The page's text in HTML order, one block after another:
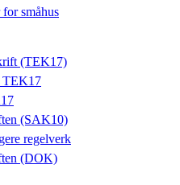
småhus
(TEK17)
TEK17
(SAK10)
regelverk
(DOK)